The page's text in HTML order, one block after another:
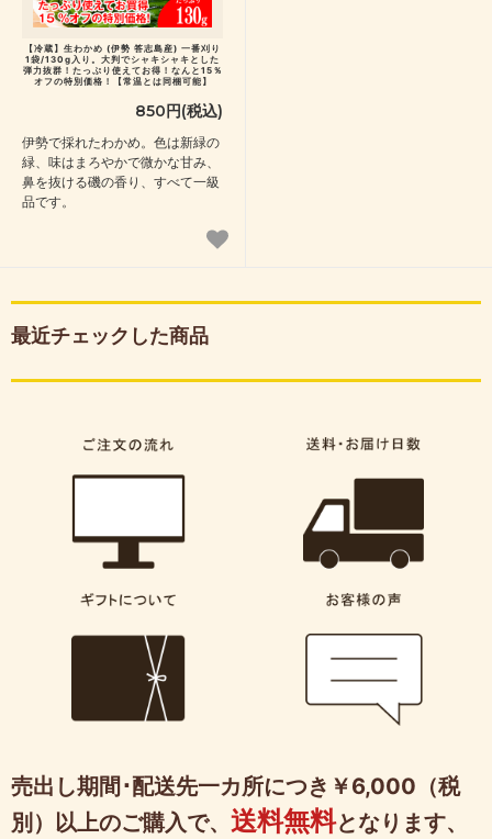
【冷蔵】生わかめ (伊勢 答志島産) 一番刈り
1袋/130g入り。大判でシャキシャキとした
弾力抜群！たっぷり使えてお得！なんと15％
オフの特別価格！【常温とは同梱可能】
850円(税込)
伊勢で採れたわかめ。色は新緑の
緑、味はまろやかで微かな甘み、
鼻を抜ける磯の香り、すべて一級
品です。
最近チェックした商品
売出し期間･配送先一カ所につき￥6,000（税
別）以上のご購入で、 送料無料となります、